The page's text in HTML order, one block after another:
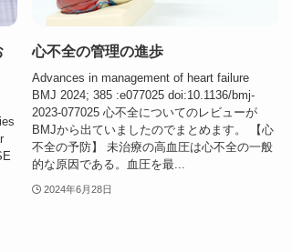
心不全の管理の進歩
Advances in management of heart failure
BMJ 2024; 385 :e077025 doi:10.1136/bmj-
2023-077025 心不全についてのレビューが
BMJから出ていましたのでまとめます。 【心
不全の予防】 未治療の高血圧は心不全の一般
的な原因である。血圧を最...
2024年6月28日